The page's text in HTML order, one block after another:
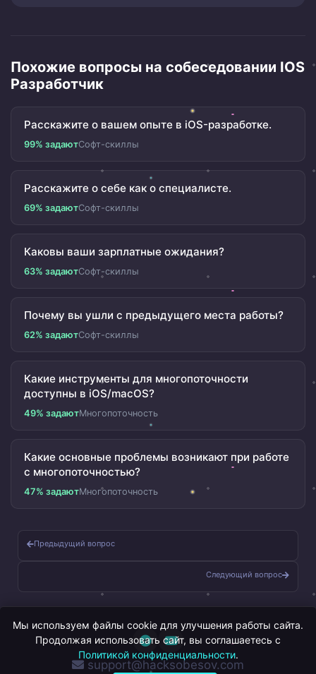
Похожие вопросы на собеседовании IOS
Разработчик
Расскажите о вашем опыте в iOS-разработке.
99% задаютСофт-скиллы
Расскажите о себе как о специалисте.
69% задаютСофт-скиллы
Каковы ваши зарплатные ожидания?
63% задаютСофт-скиллы
Почему вы ушли с предыдущего места работы?
62% задаютСофт-скиллы
Какие инструменты для многопоточности
доступны в iOS/macOS?
49% задаютМногопоточность
Какие основные проблемы возникают при работе
с многопоточностью?
47% задаютМногопоточность
Предыдущий вопрос
Следующий вопрос
support@hacksobesov.com
Мы используем файлы cookie для улучшения работы сайта.
Продолжая использовать сайт, вы соглашаетесь с
Политикой конфиденциальности.